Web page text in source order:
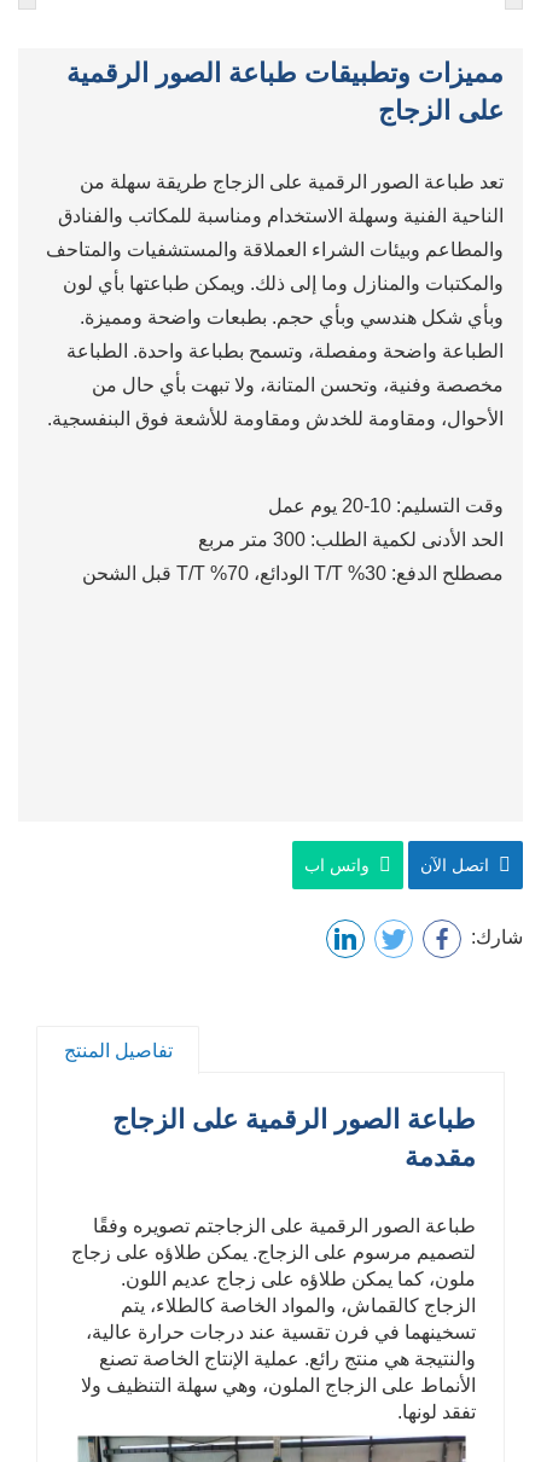
مميزات وتطبيقات طباعة الصور الرقمية
على الزجاج
تعد طباعة الصور الرقمية على الزجاج طريقة سهلة من
الناحية الفنية وسهلة الاستخدام ومناسبة للمكاتب والفنادق
والمطاعم وبيئات الشراء العملاقة والمستشفيات والمتاحف
والمكتبات والمنازل وما إلى ذلك. ويمكن طباعتها بأي لون
وبأي شكل هندسي وبأي حجم. بطبعات واضحة ومميزة.
الطباعة واضحة ومفصلة، ​​وتسمح بطباعة واحدة. الطباعة
مخصصة وفنية، وتحسن المتانة، ولا تبهت بأي حال من
الأحوال، ومقاومة للخدش ومقاومة للأشعة فوق البنفسجية.
وقت التسليم: 10-20 يوم عمل
الحد الأدنى لكمية الطلب: 300 متر مربع
مصطلح الدفع: 30% T/T الودائع، 70% T/T قبل الشحن
اتصل الآن واتس اب
شارك:
تفاصيل المنتج
طباعة الصور الرقمية على الزجاج
مقدمة
طباعة الصور الرقمية على الزجاجتم تصويره وفقًا
لتصميم مرسوم على الزجاج. يمكن طلاؤه على زجاج
ملون، كما يمكن طلاؤه على زجاج عديم اللون.
الزجاج كالقماش، والمواد الخاصة كالطلاء، يتم
تسخينهما في فرن تقسية عند درجات حرارة عالية،
والنتيجة هي منتج رائع. عملية الإنتاج الخاصة تصنع
الأنماط على الزجاج الملون، وهي سهلة التنظيف ولا
تفقد لونها.